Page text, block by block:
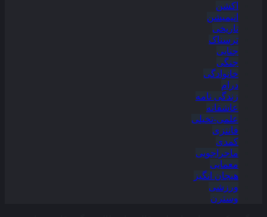
اکشن
انیمیشن
تاریخی
ترسناک
جنایی
جنگی
خانوادگی
درام
زندگی نامه
عاشقانه
علمی-تخیلی
فانتزی
کمدی
ماجراجویی
معمایی
هیجان انگیز
ورزشی
وسترن